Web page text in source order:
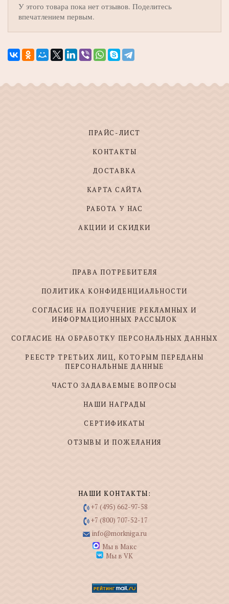
У этого товара пока нет отзывов. Поделитесь
впечатлением первым.
ПРАЙС-ЛИСТ
КОНТАКТЫ
ДОСТАВКА
КАРТА САЙТА
РАБОТА У НАС
АКЦИИ И СКИДКИ
ПРАВА ПОТРЕБИТЕЛЯ
ПОЛИТИКА КОНФИДЕНЦИАЛЬНОСТИ
СОГЛАСИЕ НА ПОЛУЧЕНИЕ РЕКЛАМНЫХ И
ИНФОРМАЦИОННЫХ РАССЫЛОК
СОГЛАСИЕ НА ОБРАБОТКУ ПЕРСОНАЛЬНЫХ ДАННЫХ
РЕЕСТР ТРЕТЬИХ ЛИЦ, КОТОРЫМ ПЕРЕДАНЫ
ПЕРСОНАЛЬНЫЕ ДАННЫЕ
ЧАСТО ЗАДАВАЕМЫЕ ВОПРОСЫ
НАШИ НАГРАДЫ
СЕРТИФИКАТЫ
ОТЗЫВЫ И ПОЖЕЛАНИЯ
НАШИ КОНТАКТЫ:
+7 (495) 662-97-58
+7 (800) 707-52-17
info@morkniga.ru
Мы в Макс
Мы в VK